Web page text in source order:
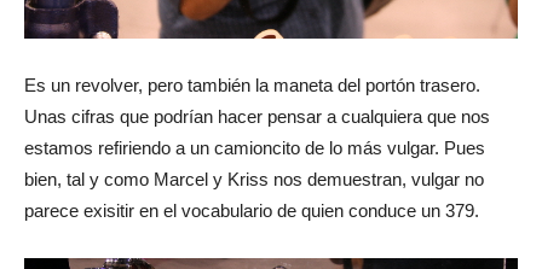
Es un revolver, pero también la maneta del portón trasero.
Unas cifras que podrían hacer pensar a cualquiera que nos
estamos refiriendo a un camioncito de lo más vulgar. Pues
bien, tal y como Marcel y Kriss nos demuestran, vulgar no
parece exisitir en el vocabulario de quien conduce un 379.